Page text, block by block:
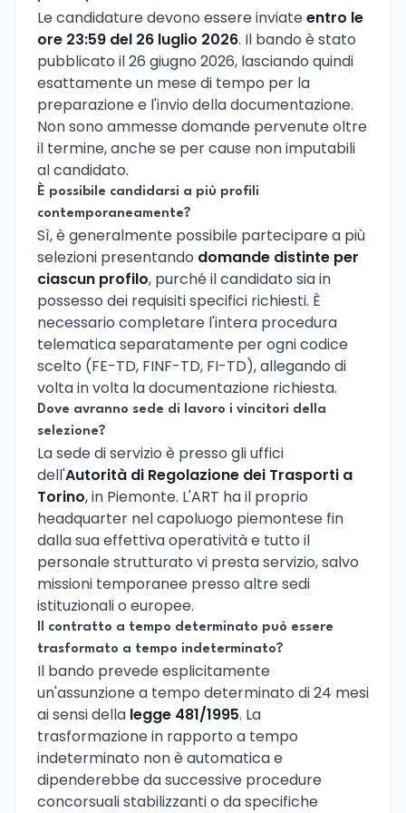
Le candidature devono essere inviateentro le
ore 23:59 del 26 luglio 2026. Il bando è stato
pubblicato il 26 giugno 2026, lasciando quindi
esattamente un mese di tempo per la
preparazione e l'invio della documentazione.
Non sono ammesse domande pervenute oltre
il termine, anche se per cause non imputabili
al candidato.
È possibile candidarsi a più profili
contemporaneamente?
Sì, è generalmente possibile partecipare a più
selezioni presentando domande distinte per
ciascun profilo, purché il candidato sia in
possesso dei requisiti specifici richiesti. È
necessario completare l'intera procedura
telematica separatamente per ogni codice
scelto (FE-TD, FINF-TD, FI-TD), allegando di
volta in volta la documentazione richiesta.
Dove avranno sede di lavoro i vincitori della
selezione?
La sede di servizio è presso gli uffici
dell'Autorità di Regolazione dei Trasporti a
Torino, in Piemonte. L'ART ha il proprio
headquarter nel capoluogo piemontese fin
dalla sua effettiva operatività e tutto il
personale strutturato vi presta servizio, salvo
missioni temporanee presso altre sedi
istituzionali o europee.
Il contratto a tempo determinato può essere
trasformato a tempo indeterminato?
Il bando prevede esplicitamente
un'assunzione a tempo determinato di 24 mesi
ai sensi della legge 481/1995. La
trasformazione in rapporto a tempo
indeterminato non è automatica e
dipenderebbe da successive procedure
concorsuali stabilizzanti o da specifiche